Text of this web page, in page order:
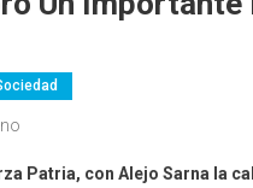
Patria, con Alejo Sarna la